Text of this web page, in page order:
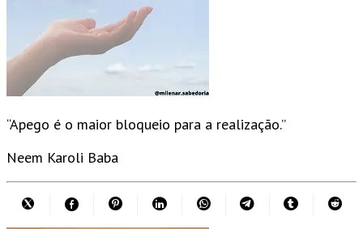
“Apego é o maior bloqueio para a realização.”
Neem Karoli Baba